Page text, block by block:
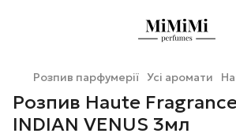
Розпив парфумерії Усі аромати
Розпив Haute
INDIAN VENUS 3мл